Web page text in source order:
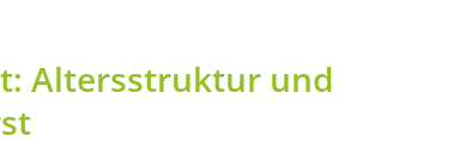
Altersstruktur und